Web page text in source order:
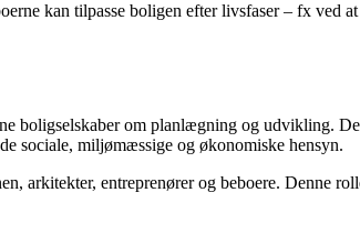
kan tilpasse boligen efter livsfaser – fx
boligselskaber om planlægning og udvikling.
sociale, miljømæssige og økonomiske hensyn.
arkitekter, entreprenører og beboere. Denne